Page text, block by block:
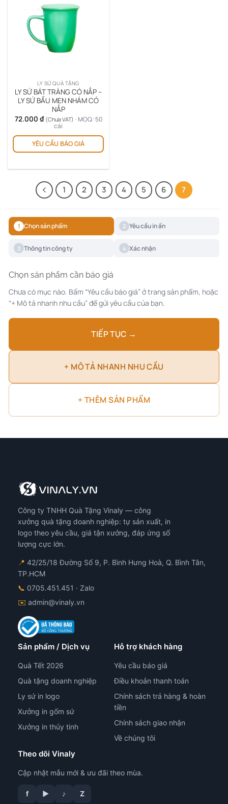
LY SỨ QUÀ TẶNG
LY SỨ BÁT TRÀNG CÓ NẮP –
LY SỨ BẦU MEN NHÁM CÓ
NẮP
72.000 ₫ (Chưa VAT) · MOQ: 50
cái
YÊU CẦU BÁO GIÁ
1 2 3 4 5 6 7
1 Chọn sản phẩm 2 Yêu cầu in ấn
3 Thông tin công ty 4 Xác nhận
Chọn sản phẩm cần báo giá
Chưa có mục nào. Bấm “Yêu cầu báo giá” ở trang sản phẩm, hoặc
“+ Mô tả nhanh nhu cầu” để gửi yêu cầu của bạn.
+ THÊM SẢN PHẨM
+ MÔ TẢ NHANH NHU CẦU
TIẾP TỤC →
Công ty TNHH Quà Tặng Vinaly — công
xưởng quà tặng doanh nghiệp: tự sản xuất, in
logo theo yêu cầu, giá tận xưởng, đáp ứng số
lượng cực lớn.
📍 42/25/18 Đường Số 9, P. Bình Hưng Hoà, Q. Bình Tân,
TP.HCM
📞 0705.451.451 · Zalo
✉️ admin@vinaly.vn
Sản phẩm / Dịch vụ
Quà Tết 2026
Quà tặng doanh nghiệp
Ly sứ in logo
Xưởng in gốm sứ
Xưởng in thủy tinh
Hỗ trợ khách hàng
Yêu cầu báo giá
Điều khoản thanh toán
Chính sách trả hàng & hoàn
tiền
Chính sách giao nhận
Về chúng tôi
Theo dõi Vinaly
Cập nhật mẫu mới & ưu đãi theo mùa.
f ▶ ♪ Z